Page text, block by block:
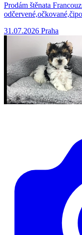
Prodám štěnata
31.07.2026 Praha